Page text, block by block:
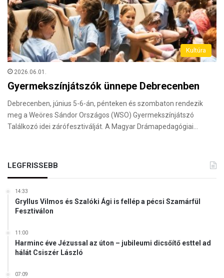
Kultúra
2026.06.01.
Gyermekszínjátszók ünnepe Debrecenben
Debrecenben, június 5-6-án, pénteken és szombaton rendezik
meg a Weöres Sándor Országos (WSO) Gyermekszínjátszó
Találkozó idei zárófesztiválját. A Magyar Drámapedagógiai…
LEGFRISSEBB
14:33
Gryllus Vilmos és Szalóki Ági is fellép a pécsi Szamárfül
Fesztiválon
11:00
Harminc éve Jézussal az úton – jubileumi dicsőítő esttel ad
hálát Csiszér László
07:09